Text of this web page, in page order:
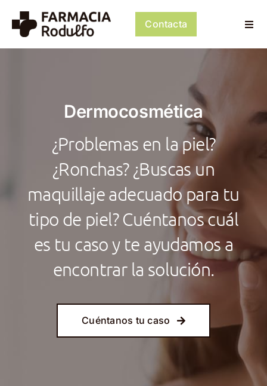
contenido
Psiconeuroinmunología
Servicios
Tienda
Mi cuenta
Contacta
Dermocosmética
¿Problemas en la piel?
¿Ronchas? ¿Buscas un
maquillaje adecuado para tu
tipo de piel? Cuéntanos cuál
es tu caso y te ayudamos a
encontrar la solución.
Cuéntanos tu caso